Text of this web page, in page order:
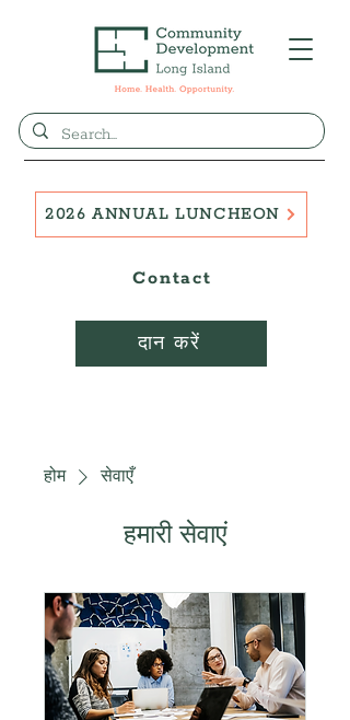
दान करें
Contact
2026 ANNUAL LUNCHEON
होम सेवाएँ
हमारी सेवाएं